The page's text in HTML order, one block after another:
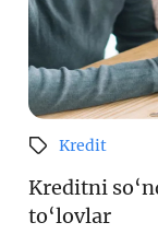
Kredit
Kreditni
to‘lovlar